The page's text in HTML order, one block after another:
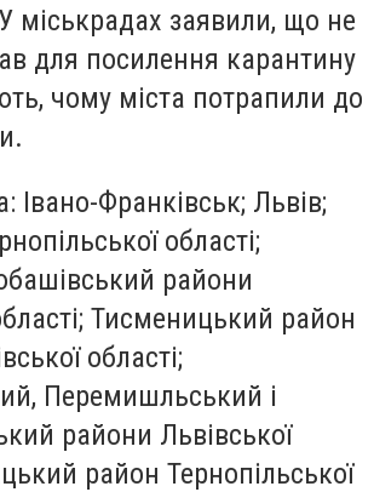
міськрадах заявили, що не
для посилення карантину
чому міста потрапили до
: Івано-Франківськ; Львів;
області;
райони
Тисменицький район
області;
Перемишльський і
райони Львівської
район Тернопільської